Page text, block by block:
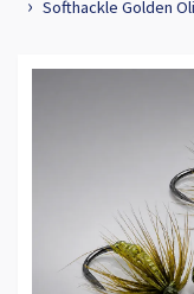
Softhackle Golden